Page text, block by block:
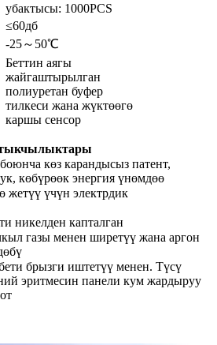
убактысы: 1000PCS
≤60дб
-25～50℃
Беттин аягы
жайгаштырылган
полиуретан буфер
тилкеси жана жүктөөгө
каршы сенсор
көз карандысыз патент,
көбүрөөк энергия үнөмдөө
үчүн электрдик
никелден капталган
газы менен ширетүү жана аргон
брызги иштетүү менен. Түсү
эритмесин панели кум жардыруу